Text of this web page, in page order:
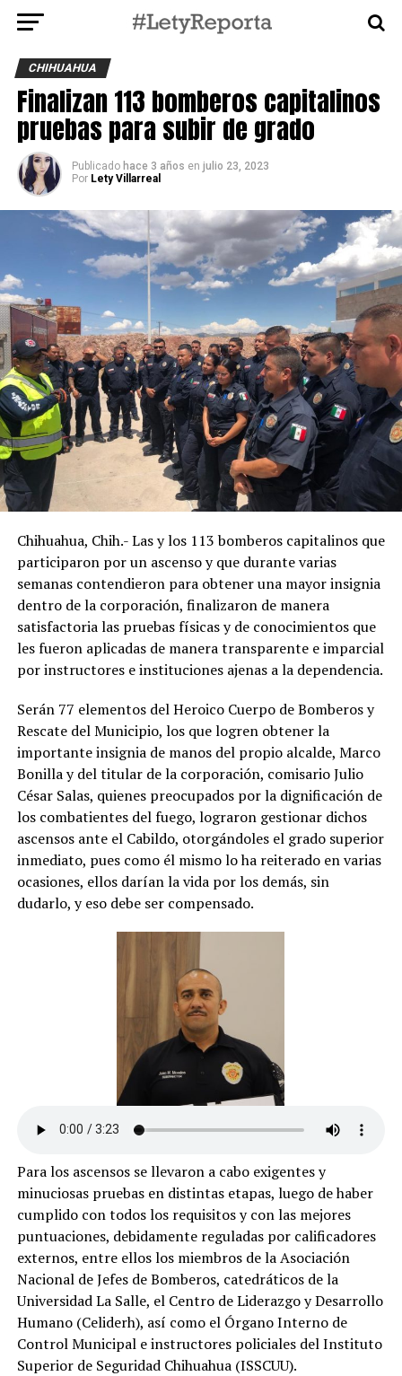
CHIHUAHUA
Finalizan 113 bomberos capitalinos
pruebas para subir de grado
Publicado hace 3 años en julio 23, 2023
Por Lety Villarreal
Chihuahua, Chih.- Las y los 113 bomberos capitalinos que
participaron por un ascenso y que durante varias
semanas contendieron para obtener una mayor insignia
dentro de la corporación, finalizaron de manera
satisfactoria las pruebas físicas y de conocimientos que
les fueron aplicadas de manera transparente e imparcial
por instructores e instituciones ajenas a la dependencia.
Serán 77 elementos del Heroico Cuerpo de Bomberos y
Rescate del Municipio, los que logren obtener la
importante insignia de manos del propio alcalde, Marco
Bonilla y del titular de la corporación, comisario Julio
César Salas, quienes preocupados por la dignificación de
los combatientes del fuego, lograron gestionar dichos
ascensos ante el Cabildo, otorgándoles el grado superior
inmediato, pues como él mismo lo ha reiterado en varias
ocasiones, ellos darían la vida por los demás, sin
dudarlo, y eso debe ser compensado.
Para los ascensos se llevaron a cabo exigentes y
minuciosas pruebas en distintas etapas, luego de haber
cumplido con todos los requisitos y con las mejores
puntuaciones, debidamente reguladas por calificadores
externos, entre ellos los miembros de la Asociación
Nacional de Jefes de Bomberos, catedráticos de la
Universidad La Salle, el Centro de Liderazgo y Desarrollo
Humano (Celiderh), así como el Órgano Interno de
Control Municipal e instructores policiales del Instituto
Superior de Seguridad Chihuahua (ISSCUU).